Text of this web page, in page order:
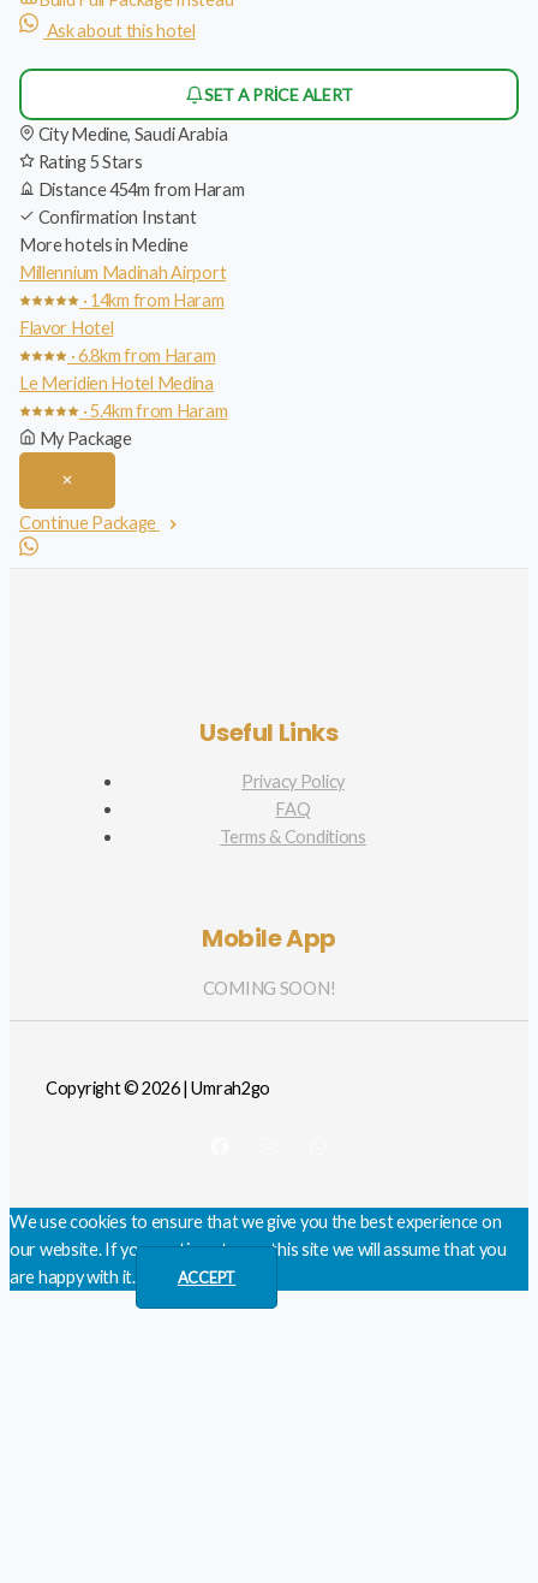
Ask about this hotel
SET A PRICE ALERT
CityMedine, Saudi Arabia
Rating5 Stars
Distance454m from Haram
Confirmation Instant
More hotels in Medine
Millennium Madinah Airport
· 14km from Haram
Flavor Hotel
· 6.8km from Haram
Le Meridien Hotel Medina
· 5.4km from Haram
My Package
Continue Package
Useful Links
Privacy Policy
FAQ
Terms & Conditions
Mobile App
COMING SOON!
Copyright © 2026 | Umrah2go
We use cookies to ensure that we give you the best experience on
our website. If you continue to use this site we will assume that you
are happy with it.
ACCEPT